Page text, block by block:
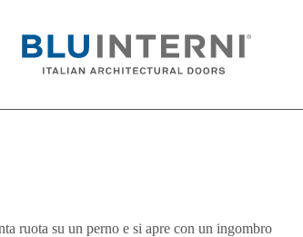
ruota su un perno e si apre con un ingombro